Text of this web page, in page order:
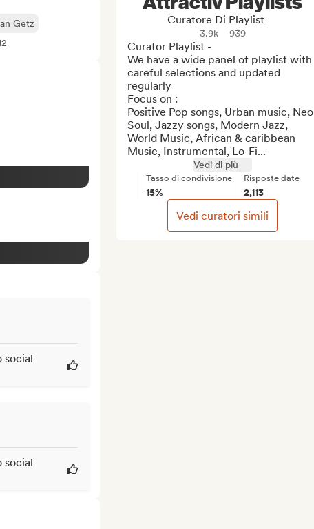
Getz
social
social
Curatore Di Playlist
3.9k 939
Curator Playlist -
We have a wide panel of playlist with
careful selections and updated
regularly
Focus on :
Positive Pop songs, Urban music, Neo
Soul, Jazzy songs, Modern Jazz,
World Music, African & caribbean
Music, Instrumental, Lo-Fi...
Vedi di più
Tasso di condivisione
15%
Risposte date
2,113
Vedi curatori simili